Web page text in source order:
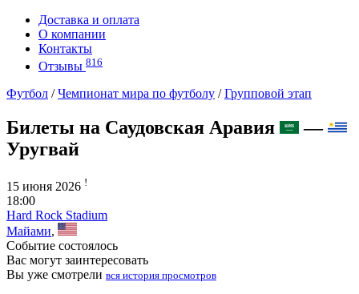
Доставка и оплата
О компании
Контакты
Отзывы 816
Футбол /Чемпионат мира по футболу /Групповой этап
Билеты на Саудовская Аравия
—
Уругвай
15 июня 2026 !
18:00
Hard Rock Stadium
Майами,
Событие состоялось
Вас могут заинтересовать
Вы уже смотрели вся история просмотров